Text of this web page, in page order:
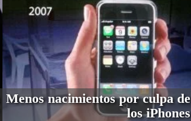
Menos nacimientos por culpa de
los iPhones